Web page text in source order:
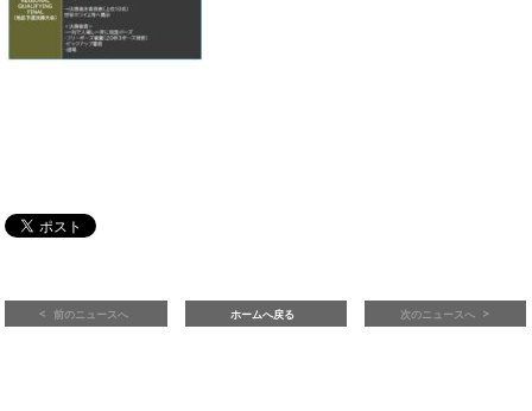
前のニュースへ ホームへ戻る 次のニュースへ